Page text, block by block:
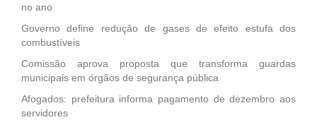
no ano
Governo define redução de gases de efeito estufa dos
combustíveis
Comissão aprova proposta que transforma guardas
municipais em órgãos de segurança pública
Afogados: prefeitura informa pagamento de dezembro aos
servidores